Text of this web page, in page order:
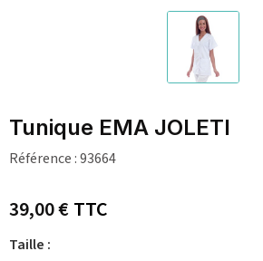
Tunique EMA JOLETI
Référence :93664
39,00 €TTC
Taille :